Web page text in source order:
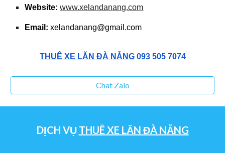
Website: www.xelandanang.com
Email: xelandanang@gmail.com
THUÊ XE LĂN ĐÀ NẴNG093 505 7074
Chat Zalo
DỊCH VỤ THUÊ XE LĂN ĐÀ NẴNG